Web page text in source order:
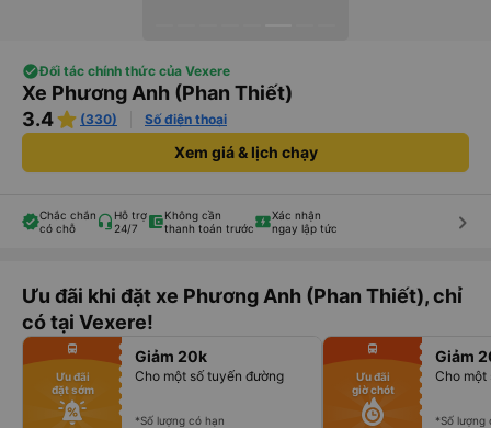
Đối tác chính thức của Vexere
Xe Phương Anh (Phan Thiết)
3.4
(330) Số điện thoại
Xem giá & lịch chạy
Chắc chắn
có chỗ
Hỗ trợ
24/7
Không cần
thanh toán trước
Xác nhận
ngay lập tức
keyboard_arrow_right
Ưu đãi khi đặt xe Phương Anh (Phan Thiết), chỉ
có tại Vexere!
fiber_manual_record
fiber_manual_record
fiber_manual_record
fiber_manual_record
fiber_manual_record
fiber_manual_record
fiber_manual_record
directions_bus
Ưu đãi
đặt sớm
Giảm 20k
Cho một số tuyến đường
*Số lượng có hạn
fiber_manual_record
fiber_manual_record
fiber_manual_record
fiber_manual_record
fiber_manual_record
fiber_manual_record
fiber_manual_record
directions_bus
Ưu đãi
giờ chót
Giảm
Cho một
*Số lượng